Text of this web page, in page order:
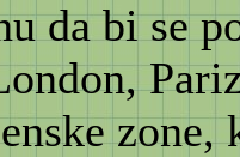
da bi se
zone,